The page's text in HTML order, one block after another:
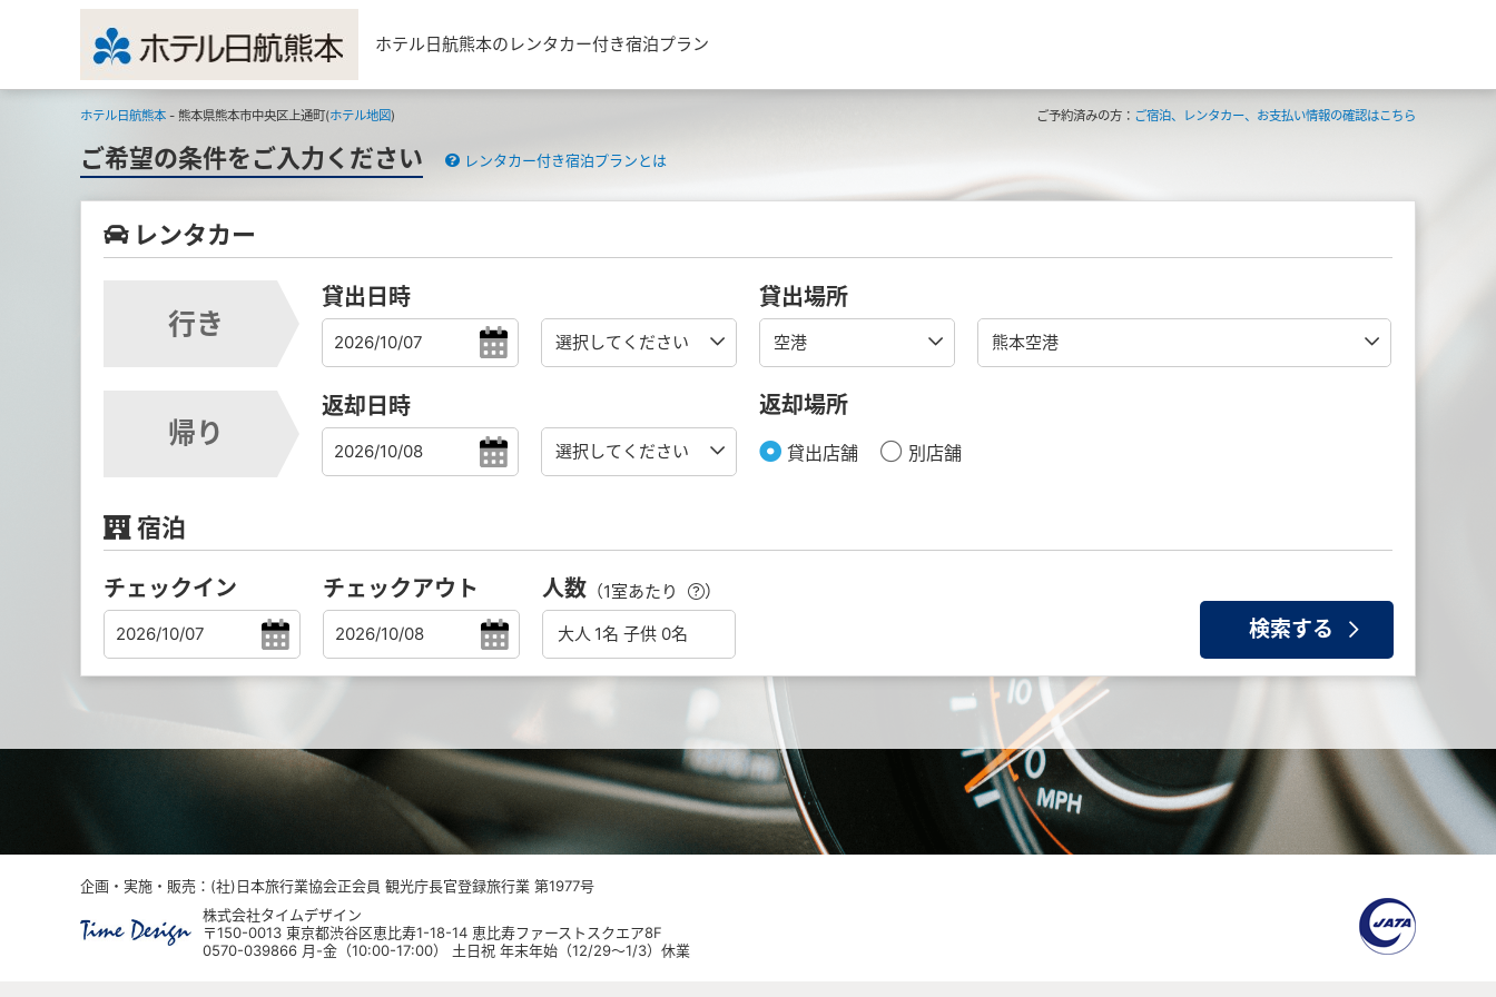
ホテル日航熊本のレンタカー付き宿泊プラン
ホテル日航熊本 - 熊本県熊本市中央区上通町(ホテル地図) ご予約済みの方： ご宿泊、レンタカー、お支払い情報の確認はこちら
ご希望の条件をご入力ください レンタカー付き宿泊プランとは
レンタカー
行き
貸出日時 貸出場所
帰り
返却日時 返却場所
貸出店舗 別店舗
宿泊
チェックイン チェックアウト 人数 （1室あたり ）
企画・実施・販売：(社)日本旅行業協会正会員 観光庁長官登録旅行業 第1977号
株式会社タイムデザイン
〒150-0013 東京都渋谷区恵比寿1-18-14 恵比寿ファーストスクエア8F
0570-039866 月-金（10:00-17:00） 土日祝 年末年始（12/29～1/3）休業